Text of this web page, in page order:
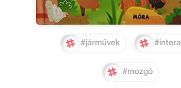
#járművek
#mozgó